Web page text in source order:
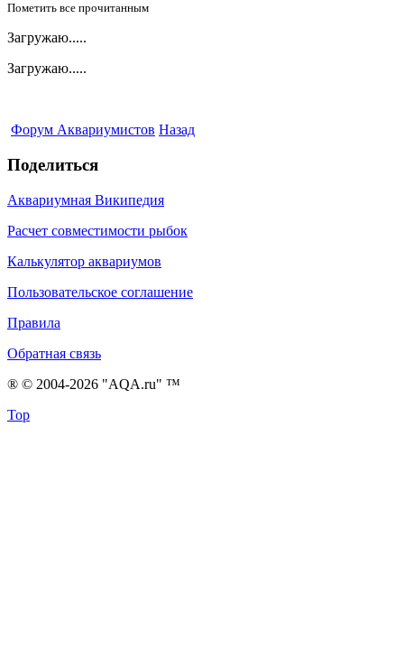
Пометить все прочитанным
Загружаю.....
Загружаю.....
Форум Аквариумистов Назад
Поделиться
Аквариумная Википедия
Расчет совместимости рыбок
Калькулятор аквариумов
Пользовательское соглашение
Правила
Обратная связь
® © 2004-2026 "AQA.ru" ™
Top